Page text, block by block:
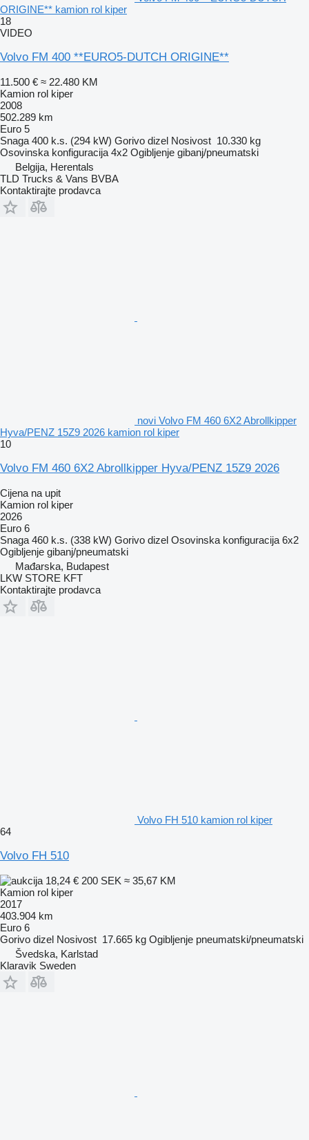
ORIGINE** kamion rol kiper
18
VIDEO
Volvo FM 400 **EURO5-DUTCH ORIGINE**
11.500 € ≈ 22.480 KM
Kamion rol kiper
2008
502.289 km
Euro 5
Snaga 400 k.s. (294 kW) Gorivo dizel Nosivost 10.330 kg
Osovinska konfiguracija 4x2 Ogibljenje gibanj/pneumatski
Belgija, Herentals
TLD Trucks & Vans BVBA
Kontaktirajte prodavca
novi Volvo FM 460 6X2 Abrollkipper
Hyva/PENZ 15Z9 2026 kamion rol kiper
10
Volvo FM 460 6X2 Abrollkipper Hyva/PENZ 15Z9 2026
Cijena na upit
Kamion rol kiper
2026
Euro 6
Snaga 460 k.s. (338 kW) Gorivo dizel Osovinska konfiguracija 6x2
Ogibljenje gibanj/pneumatski
Mađarska, Budapest
LKW STORE KFT
Kontaktirajte prodavca
Volvo FH 510 kamion rol kiper
64
Volvo FH 510
18,24 € 200 SEK ≈ 35,67 KM
Kamion rol kiper
2017
403.904 km
Euro 6
Gorivo dizel Nosivost 17.665 kg Ogibljenje pneumatski/pneumatski
Švedska, Karlstad
Klaravik Sweden